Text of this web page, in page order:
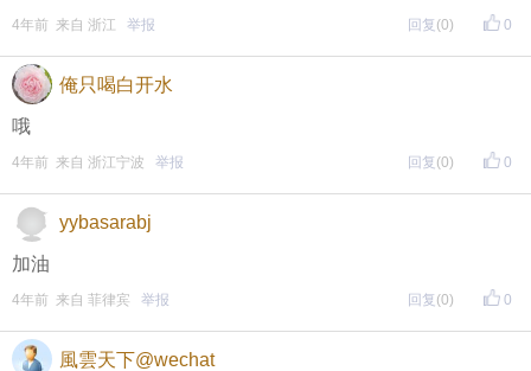
0
4年前 来自 浙江 举报 回复 (0)
俺只喝白开水
哦
0
4年前 来自 浙江宁波 举报 回复 (0)
yybasarabj
加油
0
4年前 来自 菲律宾 举报 回复 (0)
風雲天下@wechat